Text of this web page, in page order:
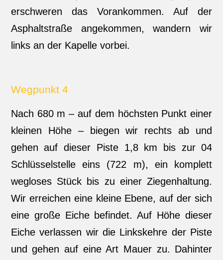
erschweren das Vorankommen. Auf der
Asphaltstraße angekommen, wandern wir
links an der Kapelle vorbei.
Wegpunkt 4
Nach 680 m – auf dem höchsten Punkt einer
kleinen Höhe – biegen wir rechts ab und
gehen auf dieser Piste 1,8 km bis zur 04
Schlüsselstelle eins (722 m), ein komplett
wegloses Stück bis zu einer Ziegenhaltung.
Wir erreichen eine kleine Ebene, auf der sich
eine große Eiche befindet. Auf Höhe dieser
Eiche verlassen wir die Linkskehre der Piste
und gehen auf eine Art Mauer zu. Dahinter